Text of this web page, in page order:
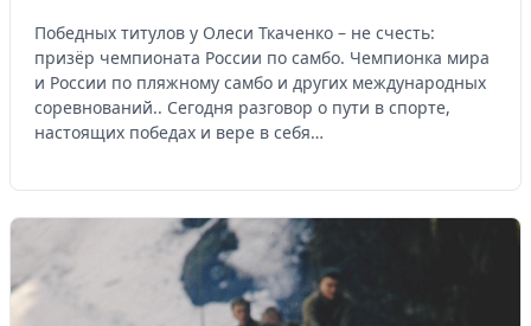
Победных титулов у Олеси Ткаченко – не счесть:
призёр чемпионата России по самбо. Чемпионка мира
и России по пляжному самбо и других международных
соревнований.. Сегодня разговор о пути в спорте,
настоящих победах и вере в себя…